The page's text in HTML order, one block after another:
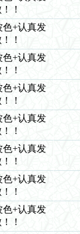
！
色+认真发
！
色+认真发
！
色+认真发
！
色+认真发
！
色+认真发
！
色+认真发
！
色+认真发
！